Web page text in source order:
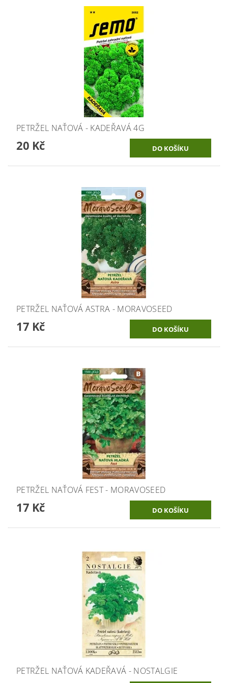
PETRŽEL NAŤOVÁ - KADEŘAVÁ 4G
20 Kč
PETRŽEL NAŤOVÁ ASTRA - MORAVOSEED
17 Kč
PETRŽEL NAŤOVÁ FEST - MORAVOSEED
17 Kč
PETRŽEL NAŤOVÁ KADEŘAVÁ - NOSTALGIE